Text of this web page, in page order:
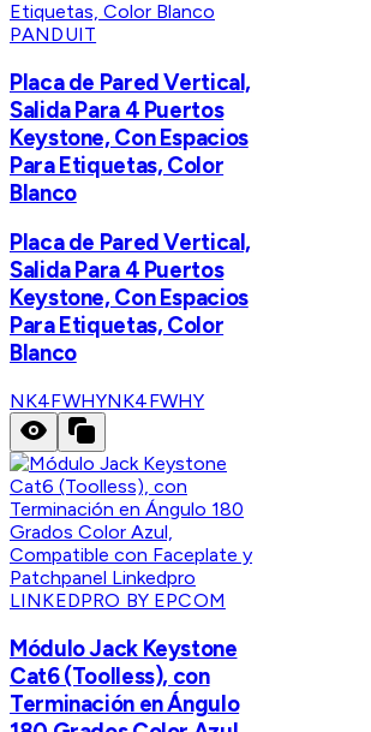
PANDUIT
Placa de Pared Vertical,
Salida Para 4 Puertos
Keystone, Con Espacios
Para Etiquetas, Color
Blanco
Placa de Pared Vertical,
Salida Para 4 Puertos
Keystone, Con Espacios
Para Etiquetas, Color
Blanco
NK4FWHYNK4FWHY
LINKEDPRO BY EPCOM
Módulo Jack Keystone
Cat6 (Toolless), con
Terminación en Ángulo